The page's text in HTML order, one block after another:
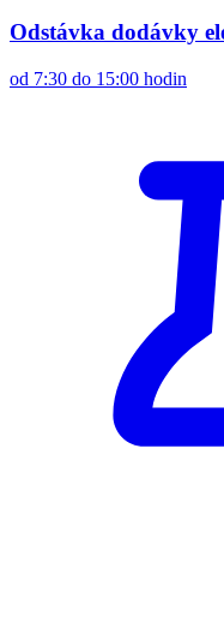
Odstávka dodávky
od 7:30 do 15:00 hodin